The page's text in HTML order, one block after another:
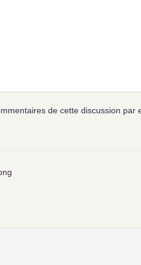
de cette discussion par